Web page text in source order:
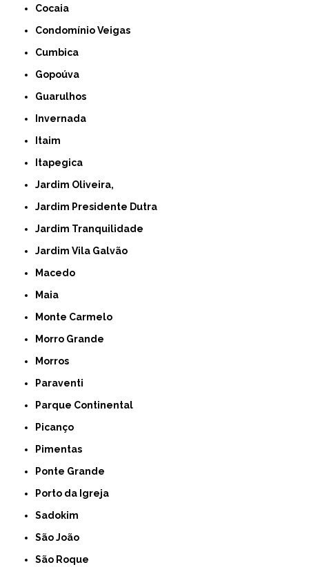
Cocaia
Condomínio Veigas
Cumbica
Gopoúva
Guarulhos
Invernada
Itaim
Itapegica
Jardim Oliveira,
Jardim Presidente Dutra
Jardim Tranquilidade
Jardim Vila Galvão
Macedo
Maia
Monte Carmelo
Morro Grande
Morros
Paraventi
Parque Continental
Picanço
Pimentas
Ponte Grande
Porto da Igreja
Sadokim
São João
São Roque